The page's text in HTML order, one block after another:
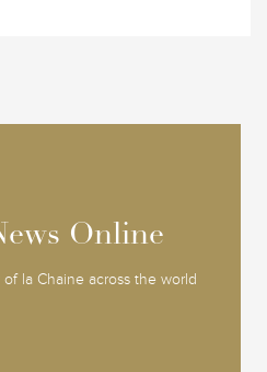
Online
la Chaine across the world
Online